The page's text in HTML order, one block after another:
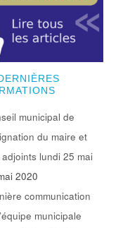
municipal de
du maire et
lundi 25 mai
2020
communication
municipale